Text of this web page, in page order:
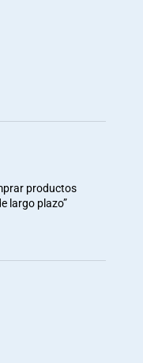
productos
largo plazo”